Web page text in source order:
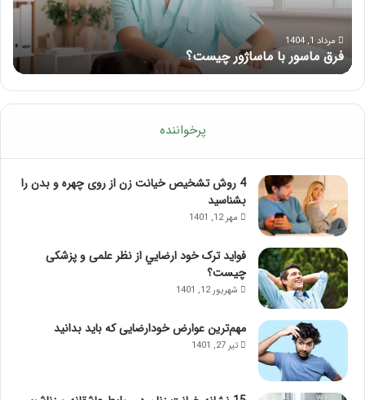
مرداد 1, 1404
فرق ماسور با ماساژور چیست؟
پرخواننده
4 روش تشخیص خیانت زن از روی چهره و بدن را
بشناسید
مهر 12, 1401
فواید ترک خود ارضايي از نظر علمی و پزشکی
چیست؟
شهریور 12, 1401
مهم‌ترین عوارض خودارضایی که باید بدانید
تیر 27, 1401